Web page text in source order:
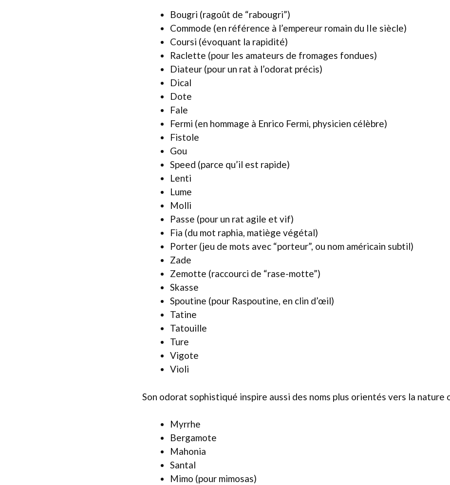
Bougri (ragoût de “rabougri”)
Commode (en référence à l’empereur romain du IIe siècle)
Coursi (évoquant la rapidité)
Raclette (pour les amateurs de fromages fondues)
Diateur (pour un rat à l’odorat précis)
Dical
Dote
Fale
Fermi (en hommage à Enrico Fermi, physicien célèbre)
Fistole
Gou
Speed (parce qu’il est rapide)
Lenti
Lume
Molli
Passe (pour un rat agile et vif)
Fia (du mot raphia, matiège végétal)
Porter (jeu de mots avec “porteur”, ou nom américain subtil)
Zade
Zemotte (raccourci de “rase-motte”)
Skasse
Spoutine (pour Raspoutine, en clin d’œil)
Tatine
Tatouille
Ture
Vigote
Violi
Son odorat sophistiqué inspire aussi des noms plus orientés vers la nature
Myrrhe
Bergamote
Mahonia
Santal
Mimo (pour mimosas)